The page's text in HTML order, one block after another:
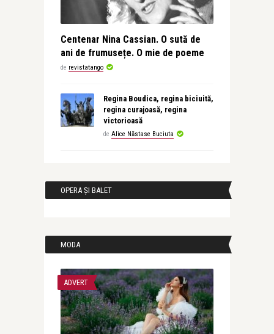
Centenar Nina Cassian. O sută de
ani de frumusețe. O mie de poeme
de revistatango
Regina Boudica, regina biciuită,
regina curajoasă, regina
victorioasă
de Alice Năstase Buciuta
OPERA ȘI BALET
MODA
ADVERT